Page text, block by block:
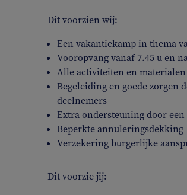
Dit voorzien wij:
Een vakantiekamp in thema
Vooropvang vanaf 7.45 u en
Alle activiteiten en
Begeleiding en goede zorgen
deelnemers
Extra ondersteuning door
Beperkte annuleringsdekking
Verzekering burgerlijke
Dit voorzie jij: